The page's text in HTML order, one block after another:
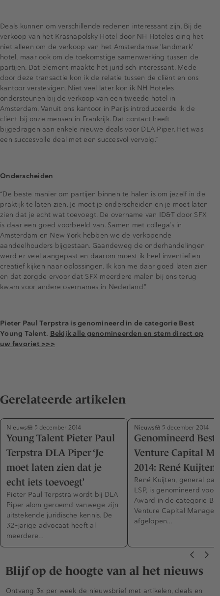
Deals kunnen om verschillende redenen interessant zijn. Bij de
verkoop van het Krasnapolsky Hotel door NH Hoteles ging het
niet alleen om de verkoop van het Amsterdamse 'landmark'
hotel, maar ook om de toekomstige samenwerking tussen de
partijen. Dat element maakte het juridisch interessant. Mede
door deze transactie kon ik de relatie tussen de cliënt en ons
kantoor verstevigen. Niet veel later kon ik NH Hoteles
ondersteunen bij de verkoop van een tweede hotel in
Amsterdam. Vanuit ons kantoor in Parijs introduceerde ik de
cliënt bij onze mensen in Frankrijk. Dat contact heeft
bijgedragen aan enkele nieuwe deals voor DLA Piper. Het was
een succesvolle deal met een succesvol vervolg.”
Onderscheiden
“De beste manier om partijen binnen te halen is om jezelf in de
praktijk te laten zien. Je moet je onderscheiden en je moet laten
zien dat je echt wat toevoegt. De overname van ID&T door SFX
is daar een goed voorbeeld van. Samen met collega’s in
Amsterdam en New York hebben we de verkopende
aandeelhouders bijgestaan. Gaandeweg de onderhandelingen
werd er veel aangepast en daarom moest ik heel inventief en
creatief kijken naar oplossingen. Ik kon me daar goed laten zien
en dat zorgde ervoor dat SFX meerdere malen bij ons terug
kwam voor andere overnames in Nederland.”
Pieter Paul Terpstra is genomineerd in de categorie Best
Young Talent. Bekijk alle genomineerden en stem direct op
uw favoriet >>>
Gerelateerde artikelen
Nieuws 5 december 2014
Young Talent Pieter Paul
Terpstra DLA Piper ‘Je
moet laten zien dat je
echt iets toevoegt’
Pieter Paul Terpstra wordt bij DLA
Piper alom geroemd vanwege zijn
uitstekende juridische kennis. De
32-jarige advocaat heeft al
meerdere…
Nieuws 5 december 2014
Genomineerd Beste
Venture Capital
2014: René Kuijten
René Kuijten, general
LSP, is genomineerd voor
Award in de categorie
Venture Capital Manager.
afgelopen…
Blijf op de hoogte van al het nieuws
Ontvang 3x per week de nieuwsbrief met artikelen, deals en